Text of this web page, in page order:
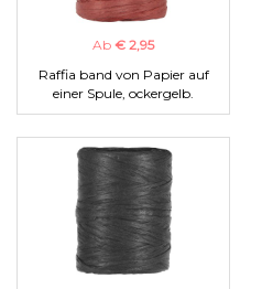
Ab € 2,95
Raffia band von Papier auf
einer Spule, ockergelb.